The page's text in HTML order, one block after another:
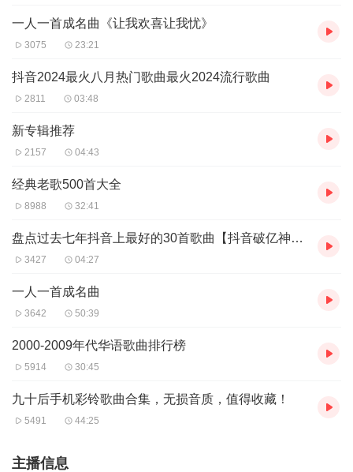
一人一首成名曲《让我欢喜让我忧》
3075 23:21
抖音2024最火八月热门歌曲最火2024流行歌曲
2811 03:48
新专辑推荐
2157 04:43
经典老歌500首大全
8988 32:41
盘点过去七年抖音上最好的30首歌曲【抖音破亿神曲】每个人都能跟着唱的歌曲
3427 04:27
一人一首成名曲
3642 50:39
2000-2009年代华语歌曲排行榜
5914 30:45
九十后手机彩铃歌曲合集，无损音质，值得收藏！
5491 44:25
主播信息